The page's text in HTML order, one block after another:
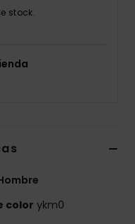
stock.
color ykm0